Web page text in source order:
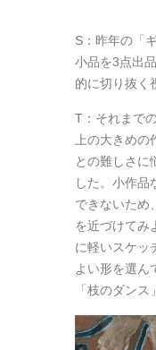
S：昨年の「
小品を3点出
的に切り抜く
T：それまで
上の大きめ
との難しさに
した。小作品
できないため
を近づけてみ
に軽いスケッ
よい形を選ん
「枝のダンス